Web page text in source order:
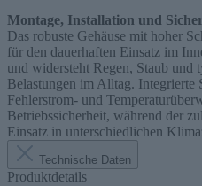
Montage, Installation und
Das robuste Gehäuse mit hoher
für den dauerhaften Einsatz im
und widersteht Regen, Staub und
Belastungen im Alltag. Integrierte
Fehlerstrom- und
Betriebssicherheit, während der
Einsatz in unterschiedlichen
Technische Daten
Produktdetails